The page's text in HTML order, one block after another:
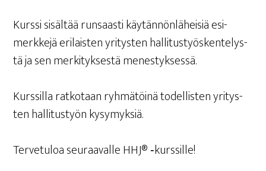
Kurs­si sisäl­tää run­saas­ti käy­tän­nön­lä­hei­siä esi­
merk­ke­jä eri­lais­ten yri­tys­ten hal­li­tus­työs­ken­te­lys­
tä ja sen mer­ki­tyk­ses­tä menestyksessä.
Kurs­sil­la rat­ko­taan ryh­mä­töi­nä todel­lis­ten yri­tys­
ten hal­li­tus­työn kysymyksiä.
Ter­ve­tu­loa seu­raa­val­le HHJ® ‑kurs­sil­le!